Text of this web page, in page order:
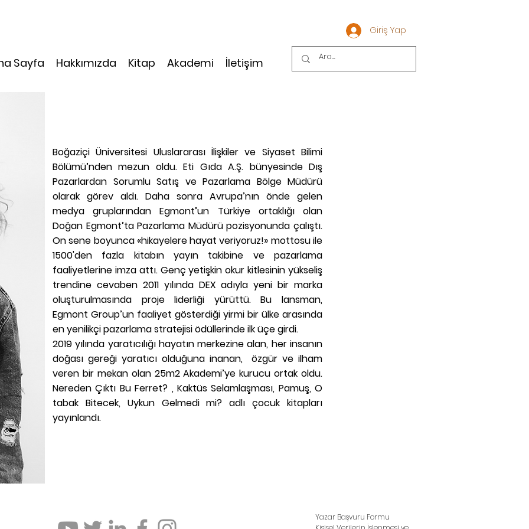
Sayfa Hakkımızda Kitap Akademi İletişim
Giriş Yap
Boğaziçi Üniversitesi Uluslararası İlişkiler ve Siyaset Bilimi
Bölümü’nden mezun oldu. Eti Gıda A.Ş. bünyesinde Dış
Pazarlardan Sorumlu Satış ve Pazarlama Bölge Müdürü
olarak görev aldı. Daha sonra Avrupa’nın önde gelen
medya gruplarından Egmont’un Türkiye ortaklığı olan
Doğan Egmont’ta Pazarlama Müdürü pozisyonunda çalıştı.
On sene boyunca «hikayelere hayat veriyoruz!» mottosu ile
1500'den fazla kitabın yayın takibine ve pazarlama
faaliyetlerine imza attı. Genç yetişkin okur kitlesinin yükseliş
trendine cevaben 2011 yılında DEX adıyla yeni bir marka
oluşturulmasında proje liderliği yürüttü. Bu lansman,
Egmont Group’un faaliyet gösterdiği yirmi bir ülke arasında
en yenilikçi pazarlama stratejisi ödüllerinde ilk üçe girdi.
2019 yılında yaratıcılığı hayatın merkezine alan, her insanın
doğası gereği yaratıcı olduğuna inanan, özgür ve ilham
veren bir mekan olan 25m2 Akademi’ye kurucu ortak oldu.
Nereden Çıktı Bu Ferret? , Kaktüs Selamlaşması, Pamuş, O
tabak Bitecek, Uykun Gelmedi mi? adlı çocuk kitapları
yayınlandı.
Yazar Başvuru Formu